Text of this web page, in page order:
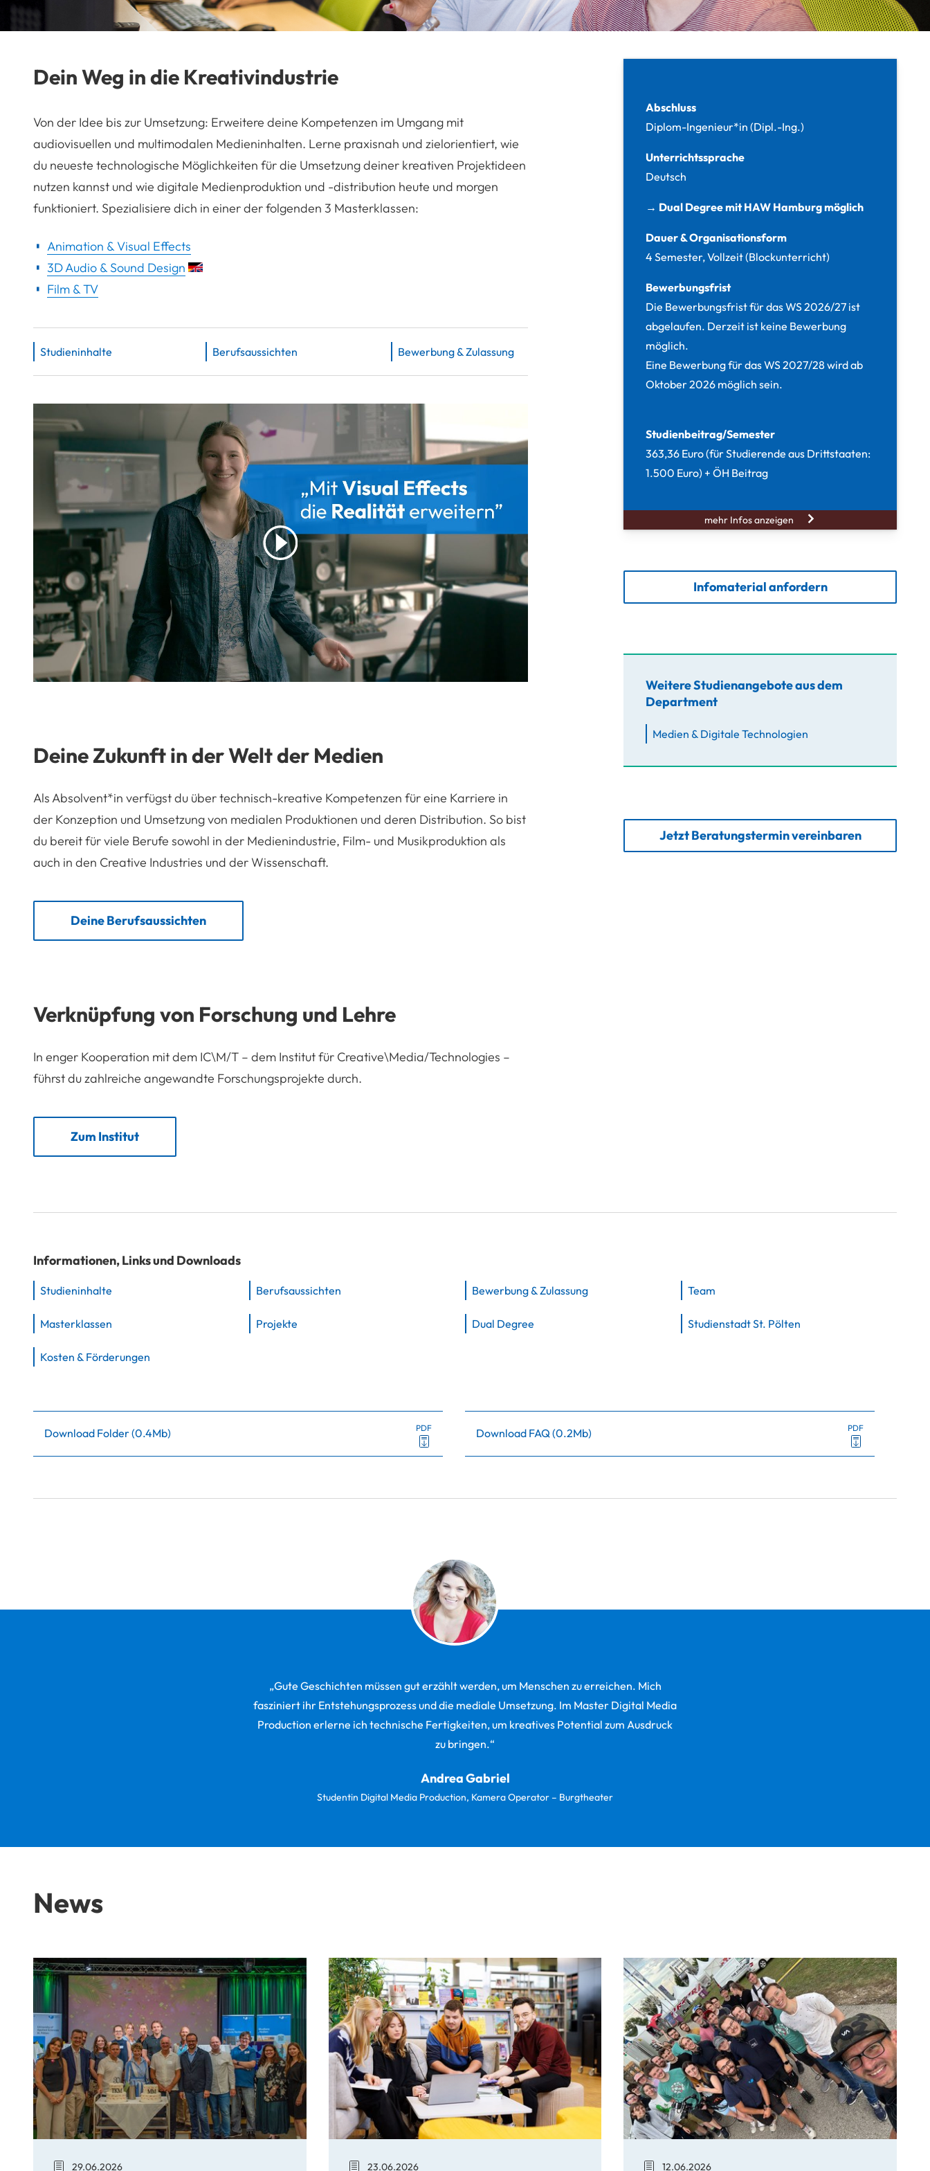
Abschluss
Diplom-Ingenieur*in (Dipl.-Ing.)
Unterrichtssprache
Deutsch
→ Dual Degree mit HAW Hamburg möglich
Dauer & Organisationsform
4 Semester, Vollzeit (Blockunterricht)
Bewerbungsfrist
Die Bewerbungsfrist für das WS 2026/27 ist
abgelaufen. Derzeit ist keine Bewerbung
möglich.
Eine Bewerbung für das WS 2027/28 wird ab
Oktober 2026 möglich sein.
Studienbeitrag/Semester
363,36 Euro (für Studierende aus Drittstaaten:
1.500 Euro) + ÖH Beitrag
mehr Infos anzeigen
Infomaterial anfordern
Weitere Studienangebote aus dem
Department
Medien & Digitale Technologien
Jetzt Beratungstermin vereinbaren
Dein Weg in die Kreativindustrie
Von der Idee bis zur Umsetzung: Erweitere deine Kompetenzen im Umgang mit
audiovisuellen und multimodalen Medieninhalten. Lerne praxisnah und zielorientiert, wie
du neueste technologische Möglichkeiten für die Umsetzung deiner kreativen Projektideen
nutzen kannst und wie digitale Medienproduktion und -distribution heute und morgen
funktioniert. Spezialisiere dich in einer der folgenden 3 Masterklassen:
Animation & Visual Effects
3D Audio & Sound Design
Film & TV
Studieninhalte Berufsaussichten Bewerbung & Zulassung
play
Deine Zukunft in der Welt der Medien
Als Absolvent*in verfügst du über technisch-kreative Kompetenzen für eine Karriere in
der Konzeption und Umsetzung von medialen Produktionen und deren Distribution. So bist
du bereit für viele Berufe sowohl in der Medienindustrie, Film- und Musikproduktion als
auch in den Creative Industries und der Wissenschaft.
Deine Berufsaussichten
Verknüpfung von Forschung und Lehre
In enger Kooperation mit dem IC\M/T – dem Institut für Creative\Media/Technologies –
führst du zahlreiche angewandte Forschungsprojekte durch.
Zum Institut
Informationen, Links und Downloads
Studieninhalte Berufsaussichten Bewerbung & Zulassung Team
Masterklassen Projekte Dual Degree Studienstadt St. Pölten
Kosten & Förderungen
Download Folder(0.4Mb) PDF Download FAQ (0.2Mb) PDF
„Gute Geschichten müssen gut erzählt werden, um Menschen zu erreichen. Mich
fasziniert ihr Entstehungsprozess und die mediale Umsetzung. Im Master Digital Media
Production erlerne ich technische Fertigkeiten, um kreatives Potential zum Ausdruck
zu bringen.“
Andrea Gabriel
Studentin Digital Media Production, Kamera Operator – Burgtheater
News
Medienfest im Jubiläumsjahr 2026
29.06.2026
Bewerbung noch möglich: Offene Studiengänge
23.06.2026
USTP produziert für ORF1
12.06.2026